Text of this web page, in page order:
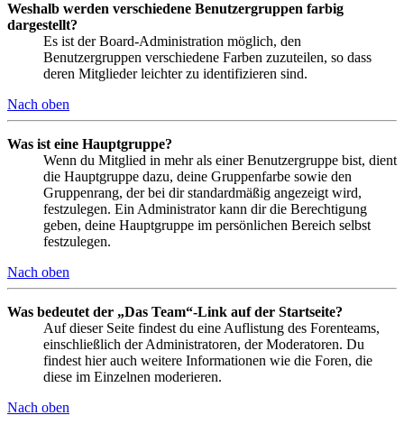
Weshalb werden verschiedene Benutzergruppen farbig
dargestellt?
Es ist der Board-Administration möglich, den
Benutzergruppen verschiedene Farben zuzuteilen, so dass
deren Mitglieder leichter zu identifizieren sind.
Nach oben
Was ist eine Hauptgruppe?
Wenn du Mitglied in mehr als einer Benutzergruppe bist, dient
die Hauptgruppe dazu, deine Gruppenfarbe sowie den
Gruppenrang, der bei dir standardmäßig angezeigt wird,
festzulegen. Ein Administrator kann dir die Berechtigung
geben, deine Hauptgruppe im persönlichen Bereich selbst
festzulegen.
Nach oben
Was bedeutet der „Das Team“-Link auf der Startseite?
Auf dieser Seite findest du eine Auflistung des Forenteams,
einschließlich der Administratoren, der Moderatoren. Du
findest hier auch weitere Informationen wie die Foren, die
diese im Einzelnen moderieren.
Nach oben